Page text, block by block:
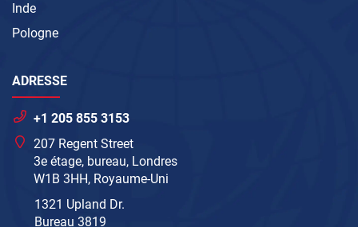
Inde
Pologne
ADRESSE
+1 205 855 3153
207 Regent Street
3e étage, bureau, Londres
W1B 3HH, Royaume-Uni
1321 Upland Dr.
Bureau 3819